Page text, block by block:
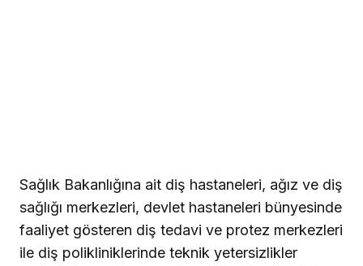
Sağlık Bakanlığına ait diş hastaneleri, ağız ve diş
sağlığı merkezleri, devlet hastaneleri bünyesinde
faaliyet gösteren diş tedavi ve protez merkezleri
ile diş polikliniklerinde teknik yetersizlikler